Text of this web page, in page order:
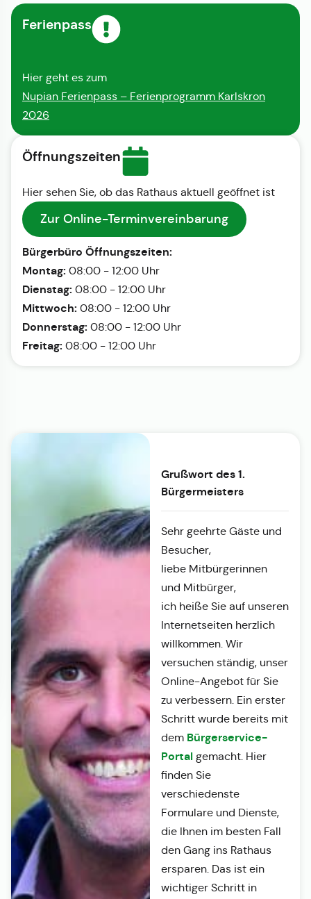
Ferienpass
Hier geht es zum
Nupian Ferienpass – Ferienprogramm Karlskron
2026
Öffnungszeiten
Hier sehen Sie, ob das Rathaus aktuell geöffnet ist
Zur Online-Terminvereinbarung
Bürgerbüro Öffnungszeiten:
Montag: 08:00 - 12:00 Uhr
Dienstag: 08:00 - 12:00 Uhr
Mittwoch: 08:00 - 12:00 Uhr
Donnerstag: 08:00 - 12:00 Uhr
Freitag: 08:00 - 12:00 Uhr
Grußwort des 1.
Bürgermeisters
Sehr geehrte Gäste und
Besucher,
liebe Mitbürgerinnen
und Mitbürger,
ich heiße Sie auf unseren
Internetseiten herzlich
willkommen. Wir
versuchen ständig, unser
Online-Angebot für Sie
zu verbessern. Ein erster
Schritt wurde bereits mit
dem Bürgerservice-
Portalgemacht. Hier
finden Sie
verschiedenste
Formulare und Dienste,
die Ihnen im besten Fall
den Gang ins Rathaus
ersparen. Das ist ein
wichtiger Schritt in